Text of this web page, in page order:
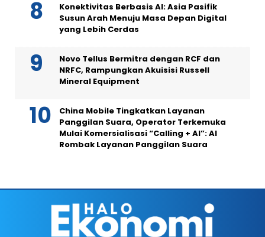
Konektivitas Berbasis AI: Asia Pasifik
Susun Arah Menuju Masa Depan Digital
yang Lebih Cerdas
Novo Tellus Bermitra dengan RCF dan
NRFC, Rampungkan Akuisisi Russell
Mineral Equipment
China Mobile Tingkatkan Layanan
Panggilan Suara, Operator Terkemuka
Mulai Komersialisasi “Calling + AI”: AI
Rombak Layanan Panggilan Suara